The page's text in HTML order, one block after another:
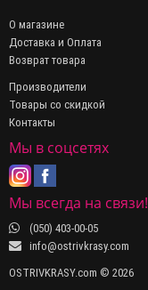
О магазине
Доставка и Оплата
Возврат товара
Производители
Товары со скидкой
Контакты
Мы в соцсетях
Мы всегда на связи!
(050) 403-00-05
info@ostrivkrasy.com
OSTRIVKRASY.com © 2026